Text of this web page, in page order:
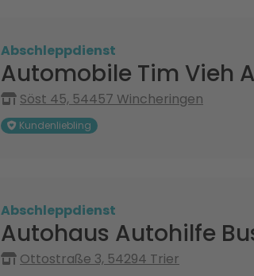
Abschleppdienst
Automobile Tim Vieh
Söst 45, 54457 Wincheringen
Kundenliebling
Abschleppdienst
Autohaus Autohilfe
Ottostraße 3, 54294 Trier